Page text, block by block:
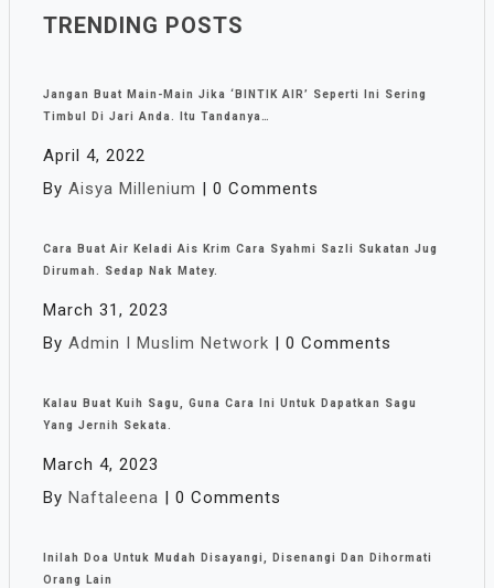
TRENDING POSTS
Jangan Buat Main-Main Jika ‘BINTIK AIR’ Seperti Ini Sering
Timbul Di Jari Anda. Itu Tandanya…
April 4, 2022
By Aisya Millenium 0 Comments
Cara Buat Air Keladi Ais Krim Cara Syahmi Sazli Sukatan Jug
Dirumah. Sedap Nak Matey.
March 31, 2023
By Admin I Muslim Network 0 Comments
Kalau Buat Kuih Sagu, Guna Cara Ini Untuk Dapatkan Sagu
Yang Jernih Sekata.
March 4, 2023
By Naftaleena 0 Comments
Inilah Doa Untuk Mudah Disayangi, Disenangi Dan Dihormati
Orang Lain